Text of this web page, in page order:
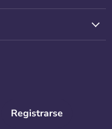
Registrarse